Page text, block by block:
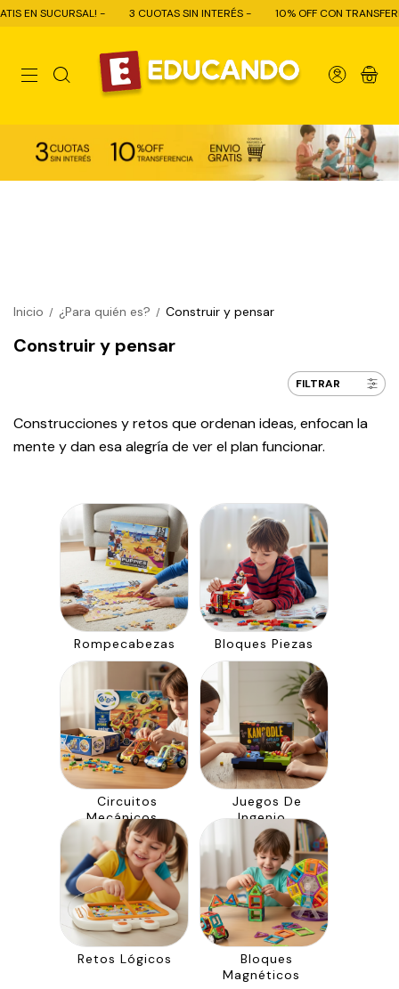
3 CUOTAS SIN INTERÉS - 10% OFF CON TRANSFERENCIA - ENVÍO
0
Inicio / ¿Para quién es? / Construir y pensar
Construir y pensar
FILTRAR
Construcciones y retos que ordenan ideas, enfocan la
mente y dan esa alegría de ver el plan funcionar.
Rompecabezas Bloques Piezas
Circuitos
Mecánicos
Juegos De
Ingenio
Retos Lógicos
Bloques
Magnéticos